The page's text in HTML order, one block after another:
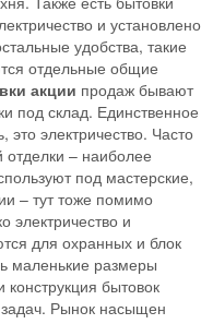
и установлено
удобства, такие
отдельные общие
акции продаж бывают
под склад. Единственное
это электричество. Часто
отделки – наиболее
под мастерские,
– тут тоже помимо
электричество и
для охранных и блок
маленькие размеры
бытовок
задач. Рынок насыщен